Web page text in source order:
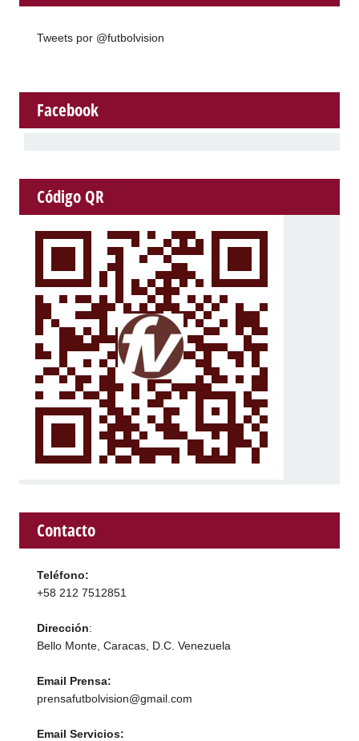
Tweets por @futbolvision
Facebook
Código QR
Contacto
Teléfono:
+58 212 7512851
Dirección:
Bello Monte, Caracas, D.C. Venezuela
Email Prensa:
prensafutbolvision@gmail.com
Email Servicios: